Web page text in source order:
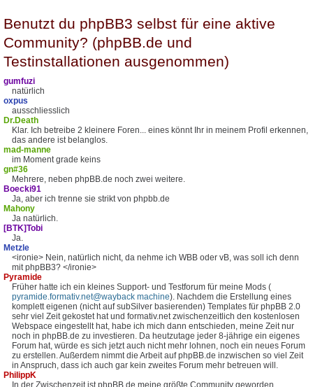
Benutzt du phpBB3 selbst für eine aktive
Community? (phpBB.de und
Testinstallationen ausgenommen)
gumfuzi
natürlich
oxpus
ausschliesslich
Dr.Death
Klar. Ich betreibe 2 kleinere Foren... eines könnt Ihr in meinem Profil erkennen,
das andere ist belanglos.
mad-manne
im Moment grade keins
gn#36
Mehrere, neben phpBB.de noch zwei weitere.
Boecki91
Ja, aber ich trenne sie strikt von phpbb.de
Mahony
Ja natürlich.
[BTK]Tobi
Ja.
Metzle
<ironie> Nein, natürlich nicht, da nehme ich WBB oder vB, was soll ich denn
mit phpBB3? </ironie>
Pyramide
Früher hatte ich ein kleines Support- und Testforum für meine Mods (
pyramide.formativ.net@wayback machine). Nachdem die Erstellung eines
komplett eigenen (nicht auf subSilver basierenden) Templates für phpBB 2.0
sehr viel Zeit gekostet hat und formativ.net zwischenzeitlich den kostenlosen
Webspace eingestellt hat, habe ich mich dann entschieden, meine Zeit nur
noch in phpBB.de zu investieren. Da heutzutage jeder 8-jährige ein eigenes
Forum hat, würde es sich jetzt auch nicht mehr lohnen, noch ein neues Forum
zu erstellen. Außerdem nimmt die Arbeit auf phpBB.de inzwischen so viel Zeit
in Anspruch, dass ich auch gar kein zweites Forum mehr betreuen will.
PhilippK